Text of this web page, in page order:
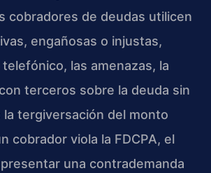
cobradores de deudas utilicen
engañosas o injustas,
las amenazas, la
terceros sobre la deuda sin
la tergiversación del monto
cobrador viola la FDCPA, el
una contrademanda